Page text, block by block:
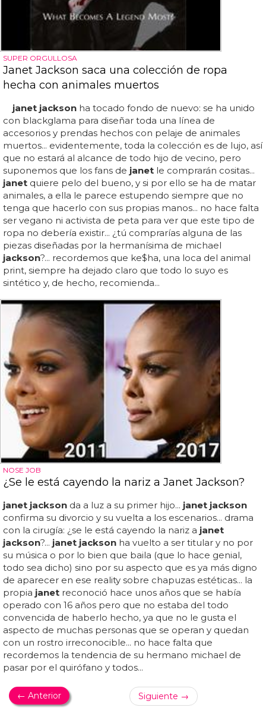
SUPER ORGULLOSA
Janet Jackson saca una colección de ropa
hecha con animales muertos
janet jackson ha tocado fondo de nuevo: se ha unido
con blackglama para diseñar toda una línea de
accesorios y prendas hechos con pelaje de animales
muertos... evidentemente, toda la colección es de lujo, así
que no estará al alcance de todo hijo de vecino, pero
suponemos que los fans de janet le comprarán cositas...
janet quiere pelo del bueno, y si por ello se ha de matar
animales, a ella le parece estupendo siempre que no
tenga que hacerlo con sus propias manos... no hace falta
ser vegano ni activista de peta para ver que este tipo de
ropa no debería existir... ¿tú comprarías alguna de las
piezas diseñadas por la hermanísima de michael
jackson?... recordemos que ke$ha, una loca del animal
print, siempre ha dejado claro que todo lo suyo es
sintético y, de hecho, recomienda...
NOSE JOB
¿Se le está cayendo la nariz a Janet Jackson?
janet jackson da a luz a su primer hijo... janet jackson
confirma su divorcio y su vuelta a los escenarios... drama
con la cirugía: ¿se le está cayendo la nariz a janet
jackson?... janet jackson ha vuelto a ser titular y no por
su música o por lo bien que baila (que lo hace genial,
todo sea dicho) sino por su aspecto que es ya más digno
de aparecer en ese reality sobre chapuzas estéticas... la
propia janet reconoció hace unos años que se había
operado con 16 años pero que no estaba del todo
convencida de haberlo hecho, ya que no le gusta el
aspecto de muchas personas que se operan y quedan
con un rostro irreconocible... no hace falta que
recordemos la tendencia de su hermano michael de
pasar por el quirófano y todos...
← Anterior Siguiente →